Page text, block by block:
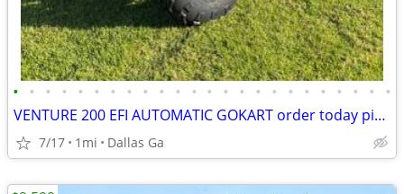
• • • • • • • • • • • • • • • • • • • • • • • •
VENTURE 200 EFI AUTOMATIC GOKART order today pick up same day
7/17 1mi Dallas Ga